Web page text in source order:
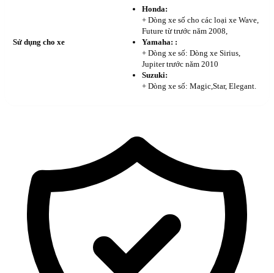
Sử dụng cho xe
Honda:
+ Dòng xe số cho các loại xe Wave,
Future từ trước năm 2008,
Yamaha: :
+ Dòng xe số: Dòng xe Sirius,
Jupiter trước năm 2010
Suzuki:
+ Dòng xe số: Magic,Star, Elegant.